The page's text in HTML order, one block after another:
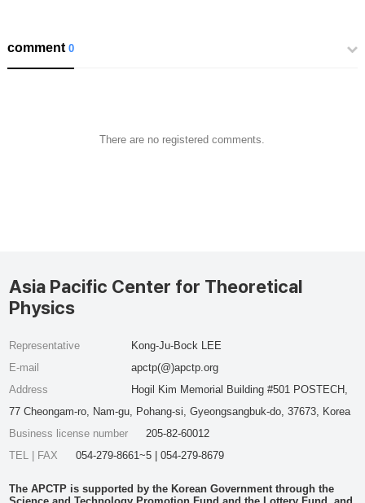
comment0
There are no registered comments.
Asia Pacific Center for Theoretical
Physics
Representative
Kong-Ju-Bock LEE
E-mail
apctp(@)apctp.org
Address
Hogil Kim Memorial Building #501 POSTECH,
77 Cheongam-ro, Nam-gu, Pohang-si, Gyeongsangbuk-do, 37673, Korea
Business license number
205-82-60012
TEL | FAX
054-279-8661~5 | 054-279-8679
The APCTP is supported by the Korean Government through the